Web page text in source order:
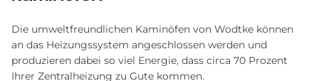
Die umweltfreundlichen Kaminöfen von Wodtke können
an das Heizungssystem angeschlossen werden und
produzieren dabei so viel Energie, dass circa 70 Prozent
Ihrer Zentralheizung zu Gute kommen.